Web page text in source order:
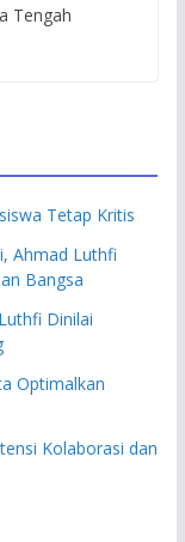
Tengah
Tetap Kritis
Ahmad Luthfi
Bangsa
Dinilai
Optimalkan
Kolaborasi dan